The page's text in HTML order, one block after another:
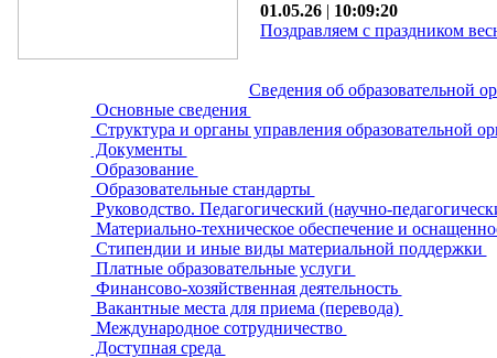
01.05.26 | 10:09:20
Поздравляем с праздником
Сведения об образовательной
Основные сведения
Структура и органы управления образовательной
Документы
Образование
Образовательные стандарты
Руководство. Педагогический (научно-
Материально-техническое обеспечение и
Стипендии и иные виды материальной поддержки
Платные образовательные услуги
Финансово-хозяйственная деятельность
Вакантные места для приема (перевода)
Международное сотрудничество
Доступная среда